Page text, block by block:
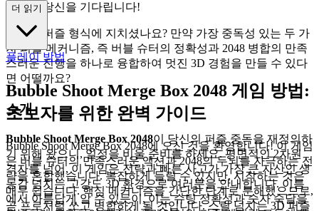
모험이 당신을 기다립니다!
똑같은 퍼즐 형식에 지치셨나요? 만약 가장 중독성 있는 두 가
지 퍼즐 메커니즘, 즉 버블 슈터의 정확성과 2048 병합의 만족
스러운 진행을 하나로 융합하여 멋진 3D 경험을 만들 수 있다
면 어떨까요?
소개
Bubble Shoot Merge Box 2048이 당신의 퍼즐 중독을 재정의하
기 위해 왔으니, 일정을 비울 준비를 하세요. 평면적인 2차원
격자를 넘어, 이 게임은 전략과 빠른 사고가 가장 큰 자산인 생
동감 넘치는 고강도 3D 환경으로 여러분을 안내합니다. 이름
에서 아름답게 알 수 있듯이, 이는 슈팅 정확성과 숫자 숙달을
더 읽기
플레이 방법
Bubble Shoot Merge Box 2048 게임 방법:
초보자를 위한 완벽 가이드
Bubble Shoot Merge Box 2048에 오신 것을 환영합니다! 이 게임
은 버블 슈터의 만족스러운 액션과 2048의 두뇌를 자극하는 전
략을 혼합했습니다. 복잡하게 들릴 수 있지만, 시작하는 것은
매우 쉽습니다. 핵심 메커니즘을 간단한 단계로 분해했으므로,
곧 프로처럼 쏘고 병합하게 될 것입니다. 스릴 넘치는 3D 퍼즐